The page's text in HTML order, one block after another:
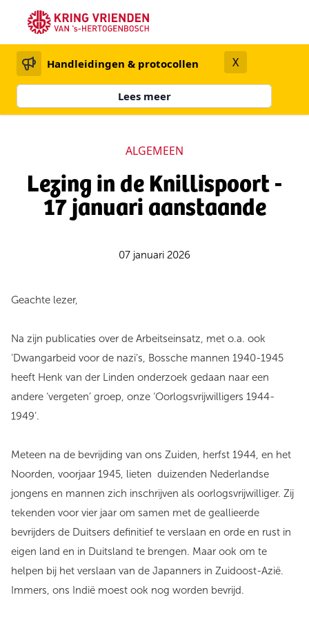
Handleidingen & protocollen X
Lees meer
ALGEMEEN
Lezing in de Knillispoort -
17 januari aanstaande
07 januari 2026
Geachte lezer,
Na zijn publicaties over de Arbeitseinsatz, met o.a. ook
‘Dwangarbeid voor de nazi’s, Bossche mannen 1940-1945
heeft Henk van der Linden onderzoek gedaan naar een
andere ‘vergeten’ groep, onze ‘Oorlogsvrijwilligers 1944-
1949’.
Meteen na de bevrijding van ons Zuiden, herfst 1944, en het
Noorden, voorjaar 1945, lieten duizenden Nederlandse
jongens en mannen zich inschrijven als oorlogsvrijwilliger. Zij
tekenden voor vier jaar om samen met de geallieerde
bevrijders de Duitsers definitief te verslaan en orde en rust in
eigen land en in Duitsland te brengen. Maar ook om te
helpen bij het verslaan van de Japanners in Zuidoost-Azië.
Immers, ons Indië moest ook nog worden bevrijd.